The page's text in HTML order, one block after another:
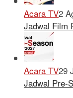
Acara TV2
Jadwal Film
Acara TV29
Jadwal Pre-